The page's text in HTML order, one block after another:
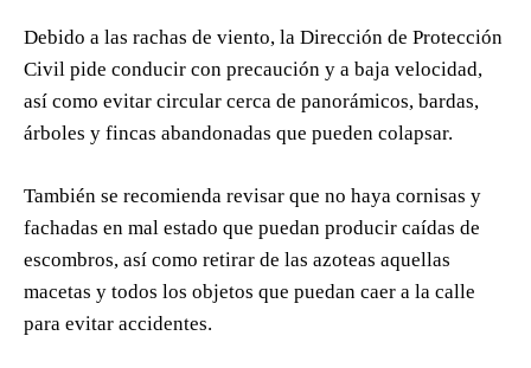
Debido a las rachas de viento, la Dirección de Protección
Civil pide conducir con precaución y a baja velocidad,
así como evitar circular cerca de panorámicos, bardas,
árboles y fincas abandonadas que pueden colapsar.
También se recomienda revisar que no haya cornisas y
fachadas en mal estado que puedan producir caídas de
escombros, así como retirar de las azoteas aquellas
macetas y todos los objetos que puedan caer a la calle
para evitar accidentes.